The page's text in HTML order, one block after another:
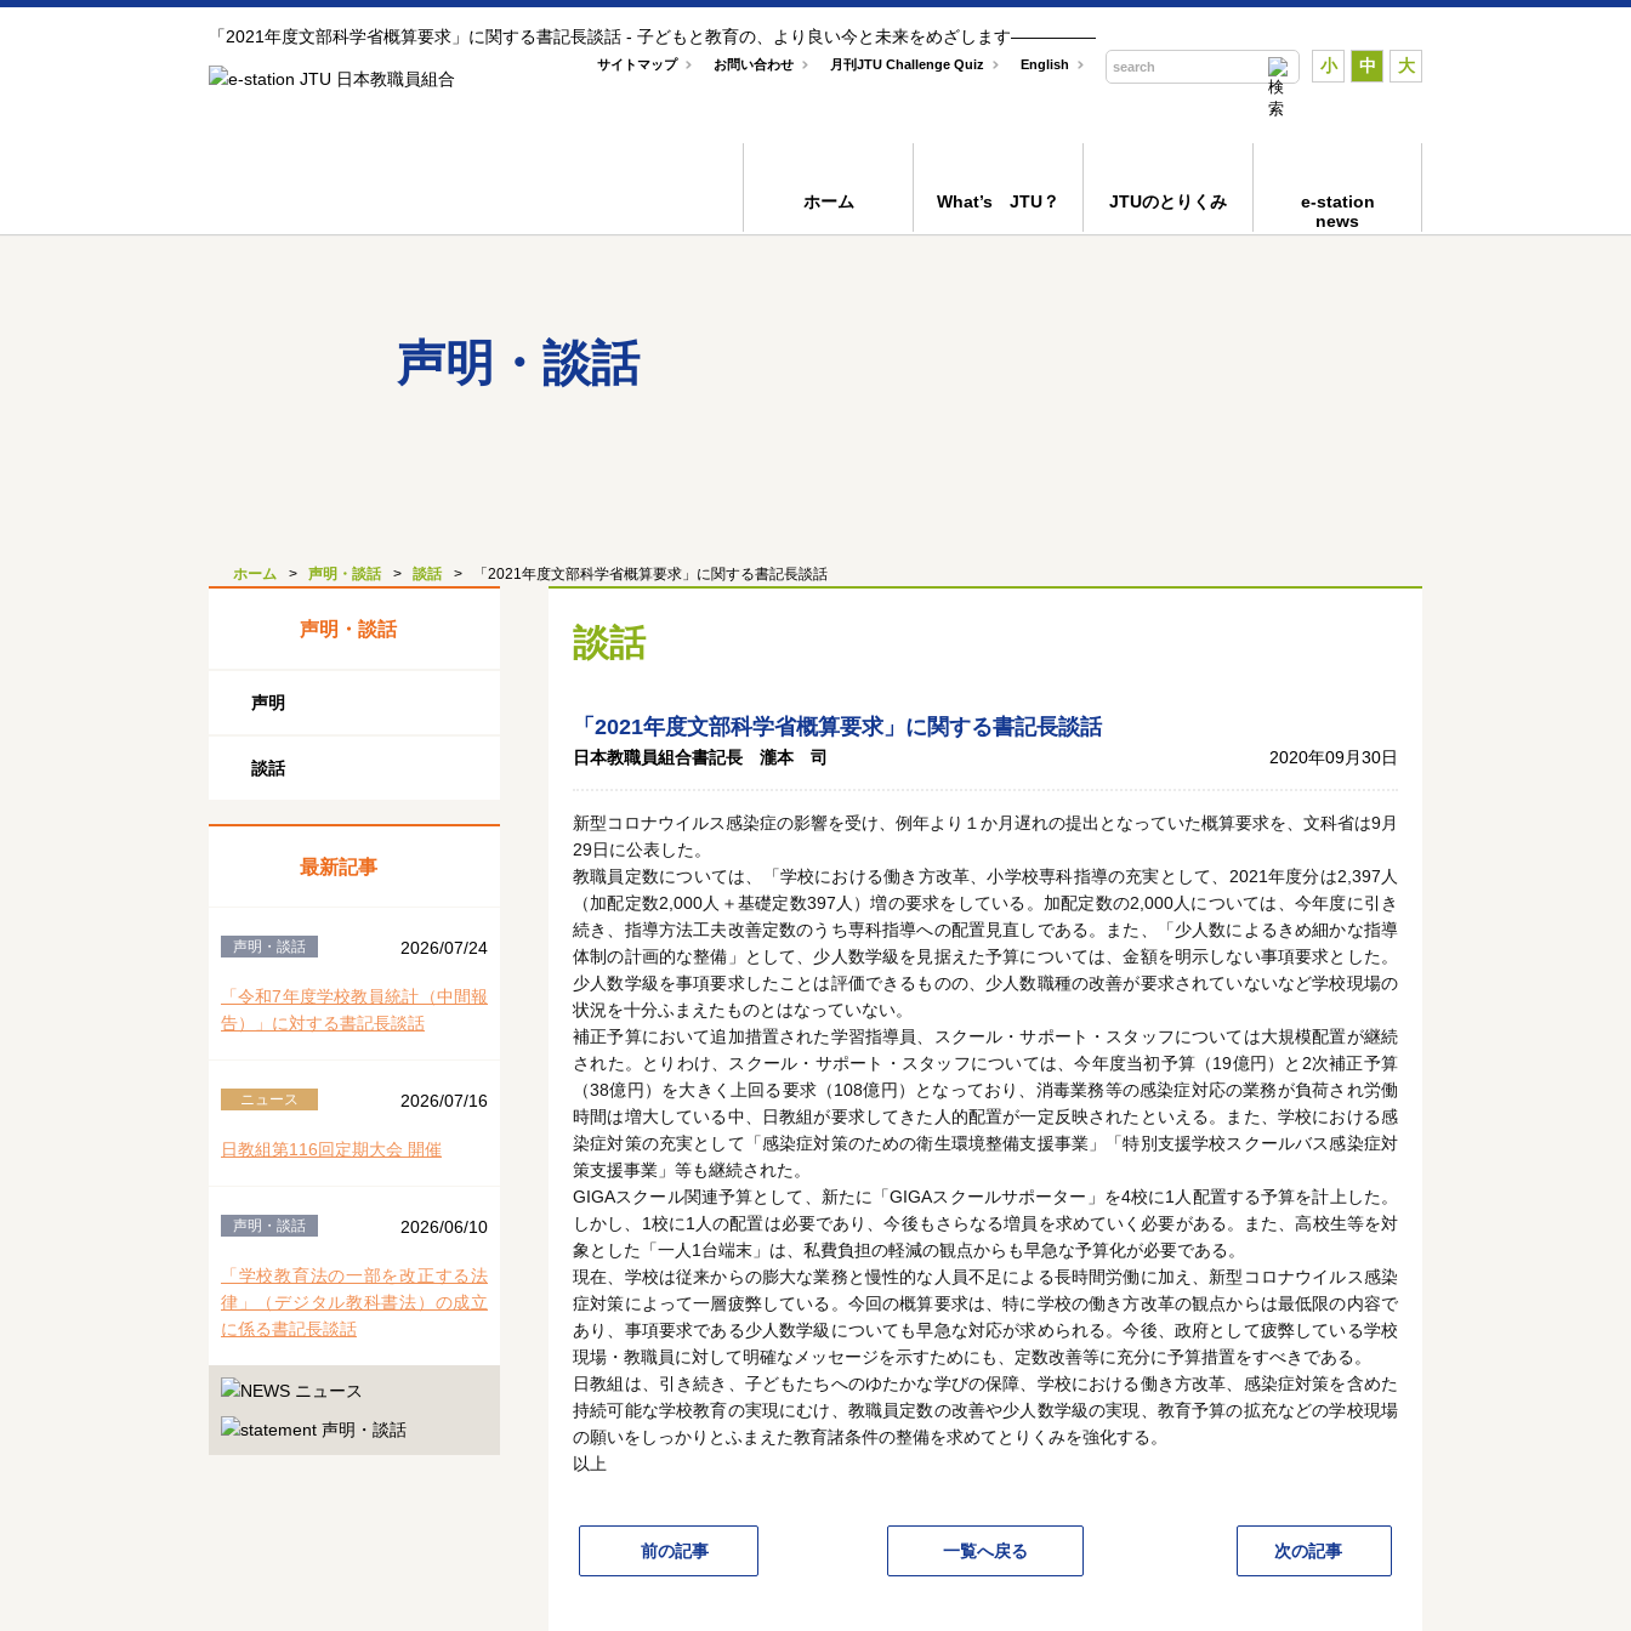
「2021年度文部科学省概算要求」に関する書記長談話 - 子どもと教育の、より良い今と未来をめざします―――――
サイトマップ お問い合わせ 月刊JTU Challenge Quiz English 小 中 大
ホーム What’s JTU？ JTUのとりくみ
e-station
news
声明・談話
ホーム 声明・談話 談話 「2021年度文部科学省概算要求」に関する書記長談話
談話
「2021年度文部科学省概算要求」に関する書記長談話
日本教職員組合書記長 瀧本 司 2020年09月30日
新型コロナウイルス感染症の影響を受け、例年より１か月遅れの提出となっていた概算要求を、文科省は9月
29日に公表した。
教職員定数については、「学校における働き方改革、小学校専科指導の充実として、2021年度分は2,397人
（加配定数2,000人＋基礎定数397人）増の要求をしている。加配定数の2,000人については、今年度に引き
続き、指導方法工夫改善定数のうち専科指導への配置見直しである。また、「少人数によるきめ細かな指導
体制の計画的な整備」として、少人数学級を見据えた予算については、金額を明示しない事項要求とした。
少人数学級を事項要求したことは評価できるものの、少人数職種の改善が要求されていないなど学校現場の
状況を十分ふまえたものとはなっていない。
補正予算において追加措置された学習指導員、スクール・サポート・スタッフについては大規模配置が継続
された。とりわけ、スクール・サポート・スタッフについては、今年度当初予算（19億円）と2次補正予算
（38億円）を大きく上回る要求（108億円）となっており、消毒業務等の感染症対応の業務が負荷され労働
時間は増大している中、日教組が要求してきた人的配置が一定反映されたといえる。また、学校における感
染症対策の充実として「感染症対策のための衛生環境整備支援事業」「特別支援学校スクールバス感染症対
策支援事業」等も継続された。
GIGAスクール関連予算として、新たに「GIGAスクールサポーター」を4校に1人配置する予算を計上した。
しかし、1校に1人の配置は必要であり、今後もさらなる増員を求めていく必要がある。また、高校生等を対
象とした「一人1台端末」は、私費負担の軽減の観点からも早急な予算化が必要である。
現在、学校は従来からの膨大な業務と慢性的な人員不足による長時間労働に加え、新型コロナウイルス感染
症対策によって一層疲弊している。今回の概算要求は、特に学校の働き方改革の観点からは最低限の内容で
あり、事項要求である少人数学級についても早急な対応が求められる。今後、政府として疲弊している学校
現場・教職員に対して明確なメッセージを示すためにも、定数改善等に充分に予算措置をすべきである。
日教組は、引き続き、子どもたちへのゆたかな学びの保障、学校における働き方改革、感染症対策を含めた
持続可能な学校教育の実現にむけ、教職員定数の改善や少人数学級の実現、教育予算の拡充などの学校現場
の願いをしっかりとふまえた教育諸条件の整備を求めてとりくみを強化する。
以上
前の記事 一覧へ戻る 次の記事
声明・談話
声明
談話
最新記事
声明・談話 2026/07/24
「令和7年度学校教員統計（中間報
告）」に対する書記長談話
ニュース 2026/07/16
日教組第116回定期大会 開催
声明・談話 2026/06/10
「学校教育法の一部を改正する法
律」（デジタル教科書法）の成立
に係る書記長談話